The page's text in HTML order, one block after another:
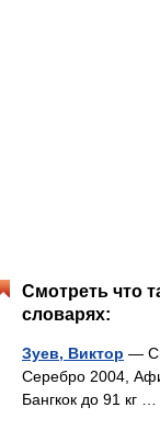
Смотреть что
словарях:
Зуев, Виктор —
Серебро 2004,
Бангкок до 91 кг …